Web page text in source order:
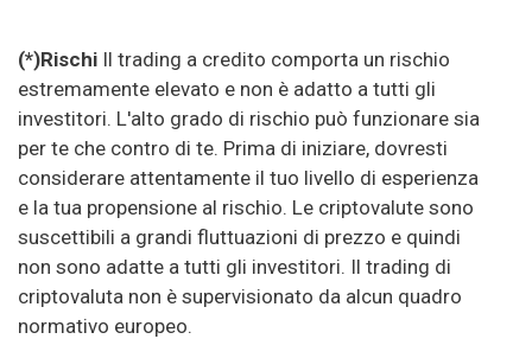
(*)Rischi Il trading a credito comporta un rischio
estremamente elevato e non è adatto a tutti gli
investitori. L'alto grado di rischio può funzionare sia
per te che contro di te. Prima di iniziare, dovresti
considerare attentamente il tuo livello di esperienza
e la tua propensione al rischio. Le criptovalute sono
suscettibili a grandi fluttuazioni di prezzo e quindi
non sono adatte a tutti gli investitori. Il trading di
criptovaluta non è supervisionato da alcun quadro
normativo europeo.